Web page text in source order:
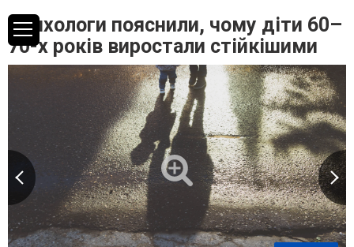
Психологи пояснили, чому діти 60–
70-х років виростали стійкішими